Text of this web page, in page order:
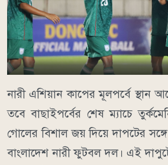
নারী এশিয়ান কাপের মূলপর্বে স্থান
তবে বাছাইপর্বের শেষ ম্যাচে
গোলের বিশাল জয় দিয়ে দাপটের
বাংলাদেশ নারী ফুটবল দল। এই